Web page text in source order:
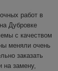
работ в
Дубровке
с качеством
меняли очень
заказать
на замену,